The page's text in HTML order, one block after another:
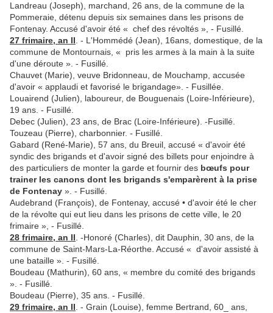
Landreau (Joseph), marchand, 26 ans, de la commune de la
Pommeraie, détenu depuis six semaines dans les prisons de
Fontenay. Accusé d'avoir été « chef des révoltés », - Fusillé.
27 frimaire, an II . - L'Hommédé (Jean), 16ans, domestique, de la
commune de Montournais, « pris les armes à la main à la suite
d'une déroute ». - Fusillé.
Chauvet (Marie), veuve Bridonneau, de Mouchamp, accusée
d'avoir « applaudi et favorisé le brigandage». - Fusillée.
Louairend (Julien), laboureur, de Bouguenais (Loire-Inférieure),
19 ans. - Fusillé.
Debec (Julien), 23 ans, de Brac (Loire-Inférieure). -Fusillé.
Touzeau (Pierre), charbonnier. - Fusillé.
Gabard (René-Marie), 57 ans, du Breuil, accusé « d'avoir été
syndic des brigands et d'avoir signé des billets pour en­joindre à
des particuliers de monter la garde et fournir des bœufs pour
trainer les canons dont les brigands s'emparèrent à la prise
de Fontenay ». - Fusillé.
Audebrand (François), de Fontenay, accusé • d'avoir été le cher
de la révolte qui eut lieu dans les prisons de cette ville, le 20
frimaire », - Fusillé.
28 frimaire, an II . -Honoré (Charles), dit Dauphin, 30 ans, de la
commune de Saint-Mars-La-Réorthe. Accusé « d'avoir assisté à
une bataille ». - Fusillé.
Boudeau (Mathurin), 60 ans, « membre du comité des bri­gands
». - Fusillé.
Boudeau (Pierre), 35 ans. - Fusillé.
29 frimaire, an II . - Grain (Louise), femme Bertrand, 60_ ans,